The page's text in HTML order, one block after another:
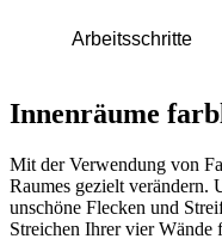
Arbeitsschritte
Innenräume
Mit der Verwendung von
Raumes gezielt verändern.
unschöne Flecken und
Streichen Ihrer vier Wände